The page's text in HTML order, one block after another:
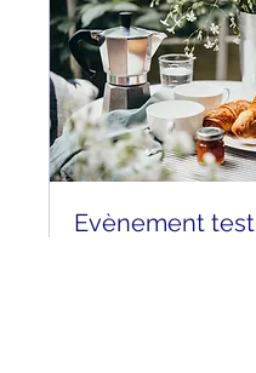
Evènement test